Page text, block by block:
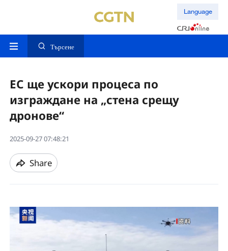
Language
Търсене
ЕС ще ускори процеса по
изграждане на „стена срещу
дронове“
2025-09-27 07:48:21
Share